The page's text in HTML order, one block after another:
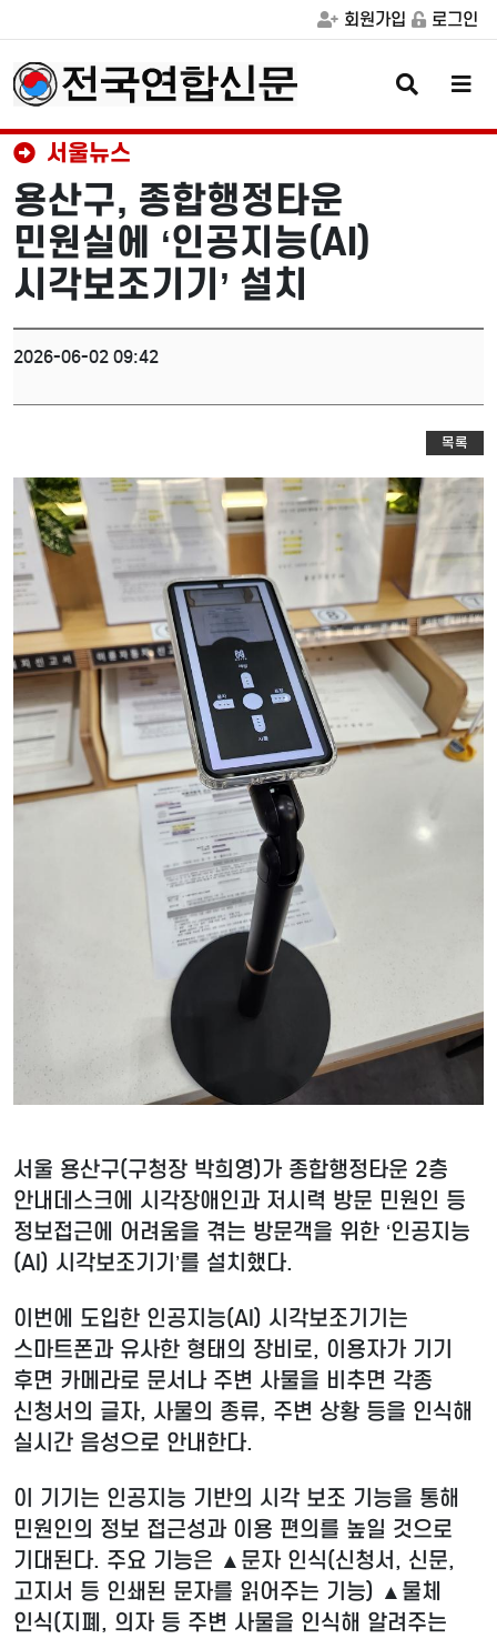
회원가입 로그인
검
색
버
메
버
서울뉴스
용산구, 종합행정타운
민원실에 ‘인공지능(AI)
시각보조기기’ 설치
2026-06-02 09:42
목록
서울 용산구(구청장 박희영)가 종합행정타운 2층
안내데스크에 시각장애인과 저시력 방문 민원인 등
정보접근에 어려움을 겪는 방문객을 위한 ‘인공지능
(AI) 시각보조기기’를 설치했다.
이번에 도입한 인공지능(AI) 시각보조기기는
스마트폰과 유사한 형태의 장비로, 이용자가 기기
후면 카메라로 문서나 주변 사물을 비추면 각종
신청서의 글자, 사물의 종류, 주변 상황 등을 인식해
실시간 음성으로 안내한다.
이 기기는 인공지능 기반의 시각 보조 기능을 통해
민원인의 정보 접근성과 이용 편의를 높일 것으로
기대된다. 주요 기능은 ▲문자 인식(신청서, 신문,
고지서 등 인쇄된 문자를 읽어주는 기능) ▲물체
인식(지폐, 의자 등 주변 사물을 인식해 알려주는